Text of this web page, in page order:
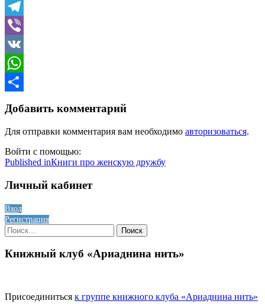
Skype
Telegram
Viber
VK
WhatsApp
Добавить комментарий
Для отправки комментария вам необходимо авторизоваться.
Войти с помощью:
Навигация
по
Published inКниги про женскую дружбу
Личный кабинет
Вход
Регистрация
Найти:
Книжный клуб «Ариаднина нить»
Присоединиться к группе книжного клуба «Ариаднина нить»